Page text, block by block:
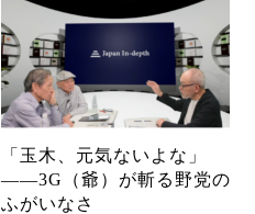
「玉木、元気ないよな」
――3G（爺）が斬る野党の
ふがいなさ